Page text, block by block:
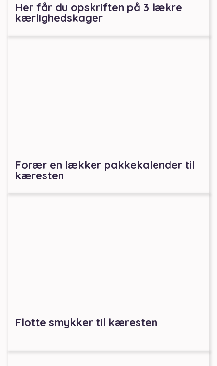
Her får du opskriften på 3 lækre
kærlighedskager
Forær en lækker pakkekalender til
kæresten
Flotte smykker til kæresten